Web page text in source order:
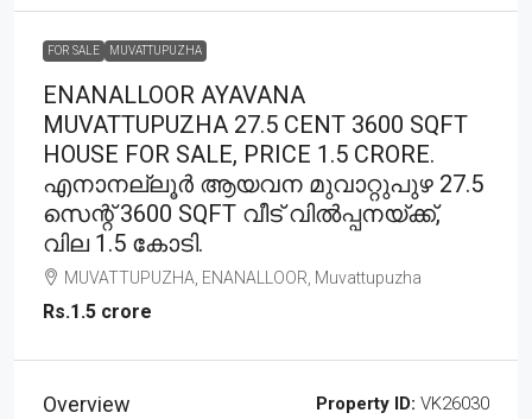
FOR SALE MUVATTUPUZHA
ENANALLOOR AYAVANA
MUVATTUPUZHA 27.5 CENT 3600 SQFT
HOUSE FOR SALE, PRICE 1.5 CRORE.
എനാനല്ലൂർ ആയവന മുവാറ്റുപുഴ 27.5
സെന്റ് 3600 SQFT വീട് വിൽപ്പനയ്ക്ക്,
വില 1.5 കോടി.
MUVATTUPUZHA, ENANALLOOR, Muvattupuzha
Rs.1.5 crore
Overview Property ID: VK26030